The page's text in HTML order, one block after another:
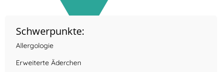
Schwerpunkte:
Allergologie
Erweiterte Äderchen